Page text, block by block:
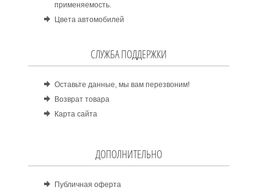
применяемость.
Цвета автомобилей
СЛУЖБА ПОДДЕРЖКИ
Оставьте данные, мы вам перезвоним!
Возврат товара
Карта сайта
ДОПОЛНИТЕЛЬНО
Публичная оферта